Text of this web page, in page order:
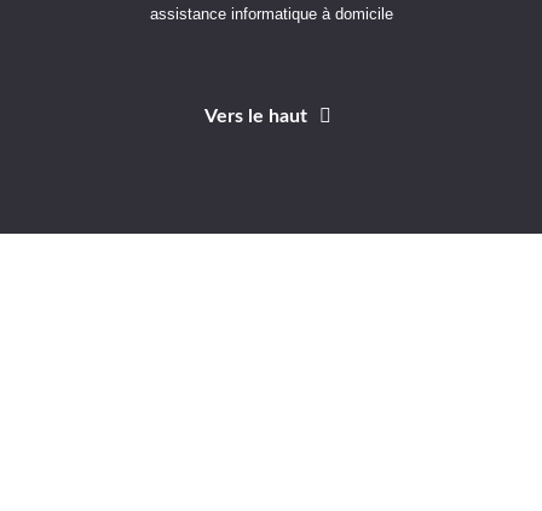
assistance informatique à domicile
Vers le haut